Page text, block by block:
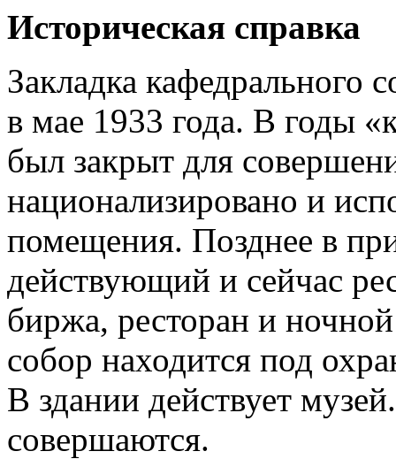
Историческая справка
Закладка
в мае 1933 года. В годы
был закрыт для
национализировано и
помещения. Позднее в
действующий и сейчас
биржа, ресторан и
собор находится под
В здании действует
совершаются.